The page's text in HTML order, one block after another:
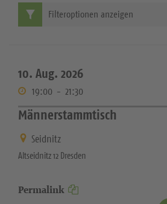
10. Aug. 2026
19:00 - 21:30
Männerstammtisch
Seidnitz
Altseidnitz 12 Dresden
Permalink
Filteroptionen anzeigen